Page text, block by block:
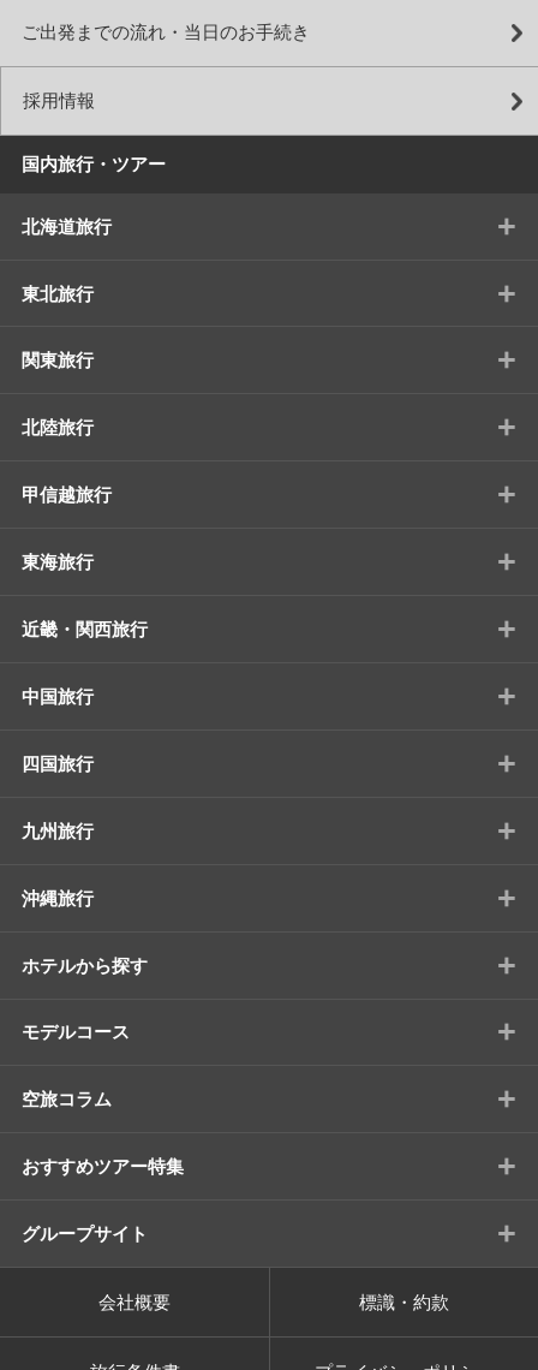
ご出発までの流れ・当日のお手続き
採用情報
国内旅行・ツアー
北海道旅行 +
東北旅行 +
関東旅行 +
北陸旅行 +
甲信越旅行 +
東海旅行 +
近畿・関西旅行 +
中国旅行 +
四国旅行 +
九州旅行 +
沖縄旅行 +
ホテルから探す +
モデルコース +
空旅コラム +
おすすめツアー特集 +
グループサイト +
会社概要 標識・約款